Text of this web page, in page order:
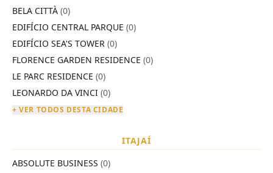
BELA CITTÀ (0)
EDIFÍCIO CENTRAL PARQUE (0)
EDIFÍCIO SEA'S TOWER (0)
FLORENCE GARDEN RESIDENCE (0)
LE PARC RESIDENCE (0)
LEONARDO DA VINCI (0)
+ VER TODOS DESTA CIDADE
ITAJAÍ
ABSOLUTE BUSINESS (0)